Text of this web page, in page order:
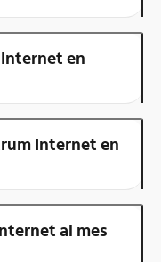
en
Internet en
al mes